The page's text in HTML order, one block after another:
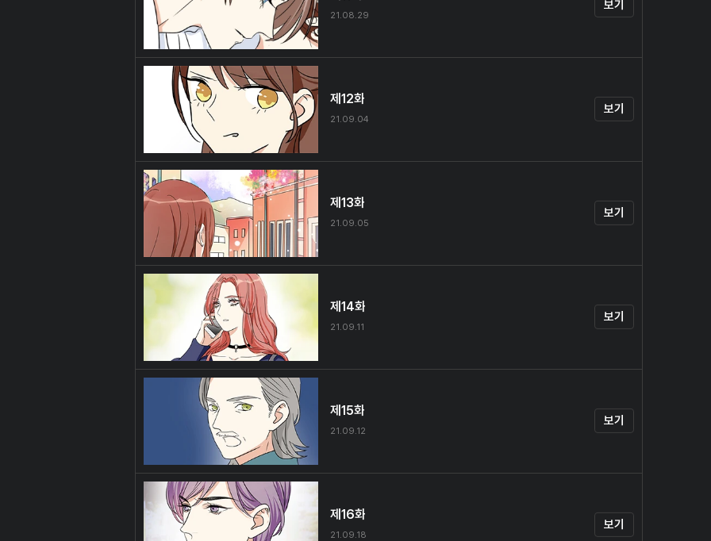
21.08.29
보기
제12화
21.09.04
보기
제13화
21.09.05
보기
제14화
21.09.11
보기
제15화
21.09.12
보기
제16화
21.09.18
보기